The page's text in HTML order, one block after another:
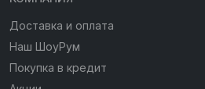
Доставка и оплата
Наш ШоуРум
Покупка в кредит